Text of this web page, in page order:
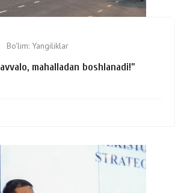
Bo'lim: Yangiliklar
mahalladan boshlanadi!”